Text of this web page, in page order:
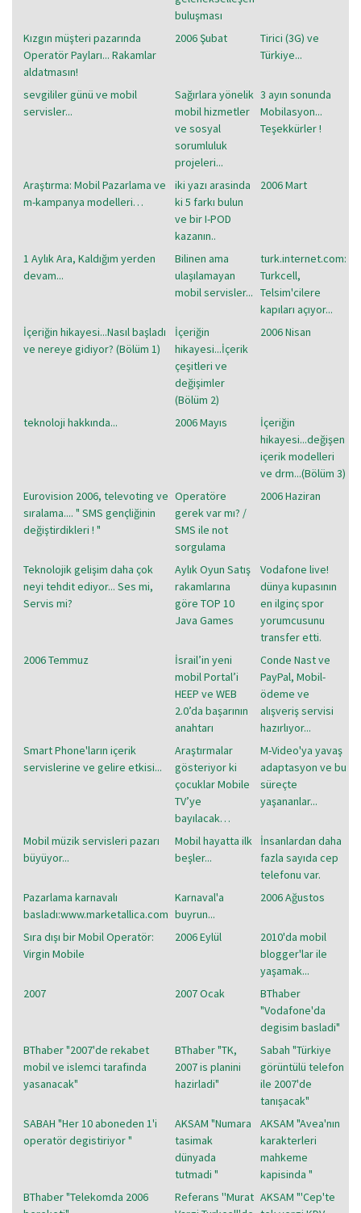
buluşması
Kızgın müşteri pazarında
Operatör Payları... Rakamlar
aldatmasın!
2006 Şubat
Tirici (3G) ve
Türkiye...
sevgililer günü ve mobil
servisler...
Sağırlara yönelik
mobil hizmetler
ve sosyal
sorumluluk
projeleri...
3 ayın sonunda
Mobilasyon...
Teşekkürler !
Araştırma: Mobil Pazarlama ve
m-kampanya modelleri…
iki yazı arasinda
ki 5 farkı bulun
ve bir I-POD
kazanın..
2006 Mart
1 Aylık Ara, Kaldığım yerden
devam...
Bilinen ama
ulaşılamayan
mobil servisler...
turk.internet.com:
Turkcell,
Telsim'cilere
kapıları açıyor...
İçeriğin hikayesi...Nasıl başladı
ve nereye gidiyor? (Bölüm 1)
İçeriğin
hikayesi...İçerik
çeşitleri ve
değişimler
(Bölüm 2)
2006 Nisan
teknoloji hakkında... 2006 Mayıs
İçeriğin
hikayesi...değişen
içerik modelleri
ve drm...(Bölüm 3)
Eurovision 2006, televoting ve
sıralama.... " SMS gençliğinin
değiştirdikleri ! "
Operatöre
gerek var mı? /
SMS ile not
sorgulama
2006 Haziran
Teknolojik gelişim daha çok
neyi tehdit ediyor... Ses mi,
Servis mi?
Aylık Oyun Satış
rakamlarına
göre TOP 10
Java Games
Vodafone live!
dünya kupasının
en ilginç spor
yorumcusunu
transfer etti.
2006 Temmuz
İsrail’in yeni
mobil Portal’i
HEEP ve WEB
2.0’da başarının
anahtarı
Conde Nast ve
PayPal, Mobil-
ödeme ve
alışveriş servisi
hazırlıyor...
Smart Phone'ların içerik
servislerine ve gelire etkisi...
Araştırmalar
gösteriyor ki
çocuklar Mobile
TV’ye
bayılacak…
M-Video'ya yavaş
adaptasyon ve bu
süreçte
yaşananlar...
Mobil müzik servisleri pazarı
büyüyor...
Mobil hayatta ilk
beşler...
İnsanlardan daha
fazla sayıda cep
telefonu var.
Pazarlama karnavalı
basladı:www.marketallica.com
Karnaval'a
buyrun...
2006 Ağustos
Sıra dışı bir Mobil Operatör:
Virgin Mobile
2006 Eylül
2010'da mobil
blogger'lar ile
yaşamak...
2007
2007 Ocak
BThaber
"Vodafone'da
degisim basladi"
BThaber "2007'de rekabet
mobil ve islemci tarafinda
yasanacak"
BThaber "TK,
2007 is planini
hazirladi"
Sabah "Türkiye
görüntülü telefon
ile 2007'de
tanışacak"
SABAH "Her 10 aboneden 1'i
operatör degistiriyor "
AKSAM "Numara
tasimak
dünyada
tutmadi "
AKSAM "Avea'nın
karakterleri
mahkeme
kapisinda "
BThaber "Telekomda 2006
Referans ''Murat AKSAM "'Cep'te